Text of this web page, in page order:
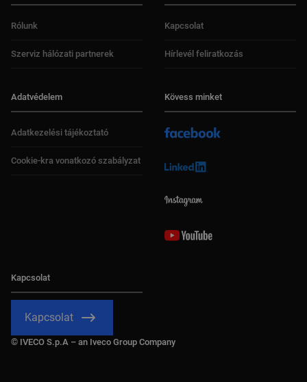
Rólunk
Szerviz hálózati partnerek
Kapcsolat
Hírlevél feliratkozás
Adatvédelem
Adatkezelési tájékoztató
Cookie-kra vonatkozó szabályzat
Kövess minket
Kapcsolat
Kapcsolat
© IVECO S.p.A – an Iveco Group Company